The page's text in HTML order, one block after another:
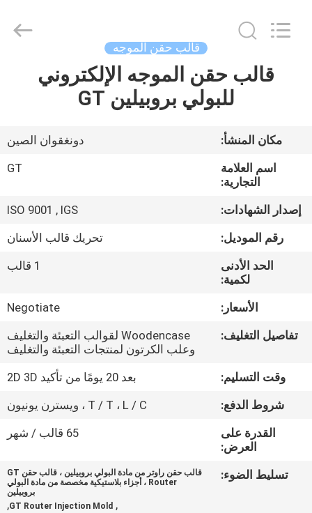
منزل،
منتجات
معلومات
عنا
جولة
المعمل
مراقبة
الجودة
اتصل
أخبار
MOULD
FACTORY.
قالب حقن الموجه
قالب حقن الموجه الإلكتروني
للبولي بروبيلين GT
مكان المنشأ:
دونغقوان الصين
اسم العلامة
التجارية:
GT
إصدار الشهادات:
ISO 9001 , IGS
رقم الموديل:
تحريك قالب الأسنان
الحد الأدنى
لكمية:
1 قالب
الأسعار:
Negotiate
تفاصيل التغليف:
Woodencase لقوالب التعبئة والتغليف
وعلب الكرتون لمنتجات التعبئة والتغليف
وقت التسليم:
بعد 20 يومًا من تأكيد 2D 3D
شروط الدفع:
T / T ، L / C ، ويسترن يونيون
القدرة على
العرض:
65 قالب / شهر
تسليط الضوء:
قالب حقن راوتر من مادة البولي بروبيلين ، قالب حقن GT
Router ، أجزاء بلاستيكية مخصصة من مادة البولي
بروبيلين
,
GT Router Injection Mold
,